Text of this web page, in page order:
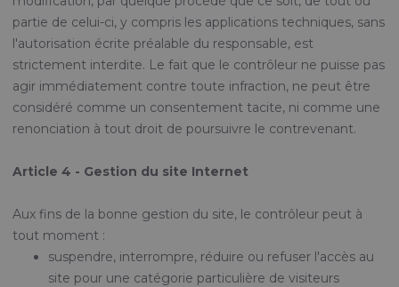
partie de celui-ci, y compris les applications techniques, sans
l'autorisation écrite préalable du responsable, est
strictement interdite. Le fait que le contrôleur ne puisse pas
agir immédiatement contre toute infraction, ne peut être
considéré comme un consentement tacite, ni comme une
renonciation à tout droit de poursuivre le contrevenant.
Article 4 - Gestion du site Internet
Aux fins de la bonne gestion du site, le contrôleur peut à
tout moment :
suspendre, interrompre, réduire ou refuser l'accès au
site pour une catégorie particulière de visiteurs